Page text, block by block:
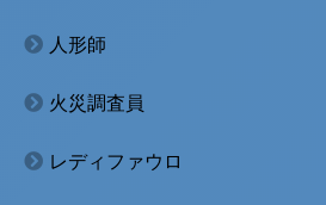
人形師
火災調査員
レディファウロ